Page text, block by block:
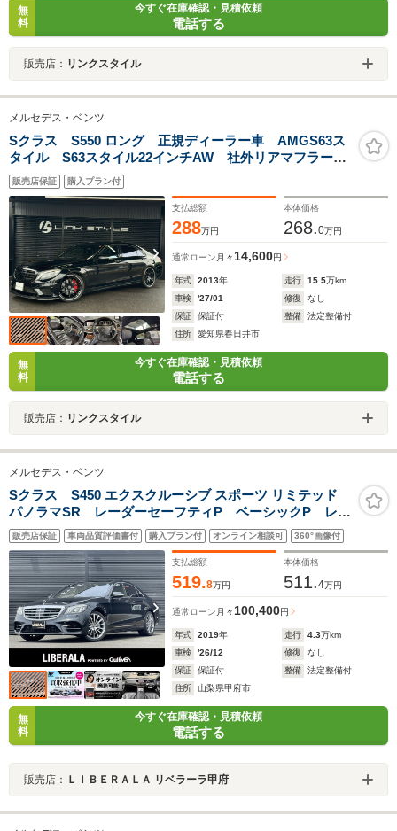
無
料
今すぐ在庫確認・見積依頼
電話する
販売店： リンクスタイル
メルセデス・ベンツ
Sクラス S550 ロング 正規ディーラー車 AMGS63ス
タイル S63スタイル22インチAW 社外リアマフラー
レッドブレーキキャリパー ロワリングキット カーボ
ンフロントスポイラー 社外ブラックグリル サンルー
フ ETC
販売店保証 購入プラン付
支払総額
288万円
本体価格
268.0万円
通常ローン 月々 14,600円
年式 2013年 走行 15.5万km
車検
'27/01 修復
なし
保証
保証付 整備
法定整備付
住所
愛知県春日井市
無
料
今すぐ在庫確認・見積依頼
電話する
販売店： リンクスタイル
メルセデス・ベンツ
Sクラス S450 エクスクルーシブ スポーツ リミテッド
パノラマSR レーダーセーフティP ベーシックP レザ
ーエクP ブルメスター HUD マルチビームLED Aハ
イビーム 黒革 全席シートH ベンチレーション クロ
ージングサポーター 純正20アルミ
販売店保証 車両品質評価書付 購入プラン付 オンライン相談可 360°画像付
支払総額
519.8万円
本体価格
511.4万円
通常ローン 月々 100,400円
年式 2019年 走行 4.3万km
車検
'26/12 修復
なし
保証
保証付 整備
法定整備付
住所
山梨県甲府市
無
料
今すぐ在庫確認・見積依頼
電話する
販売店： ＬＩＢＥＲＡＬＡ リベラーラ甲府